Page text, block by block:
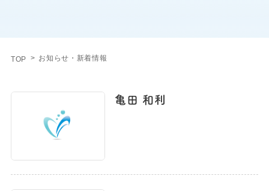
TOP お知らせ・新着情報
亀田 和利